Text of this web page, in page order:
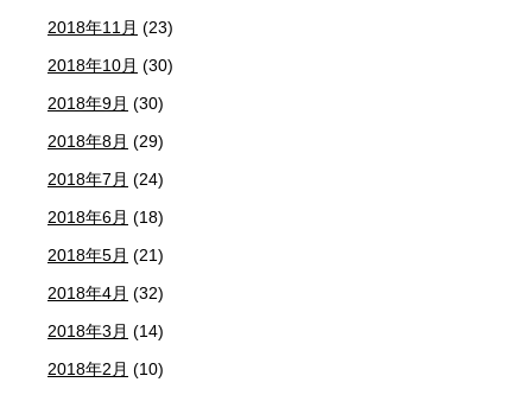
2018年11月 (23)
2018年10月 (30)
2018年9月 (30)
2018年8月 (29)
2018年7月 (24)
2018年6月 (18)
2018年5月 (21)
2018年4月 (32)
2018年3月 (14)
2018年2月 (10)